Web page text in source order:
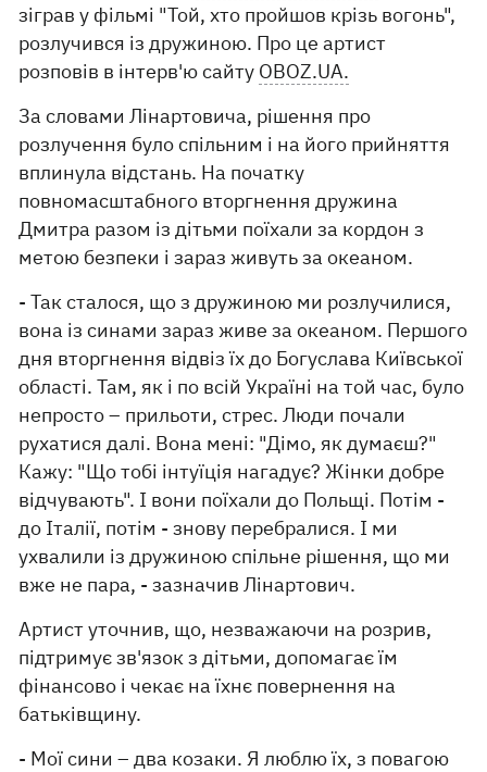
зіграв у фільмі "Той, хто пройшов крізь вогонь",
розлучився із дружиною. Про це артист
розповів в інтерв'ю сайту ОBOZ.UA.
За словами Лінартовича, рішення про
розлучення було спільним і на його прийняття
вплинула відстань. На початку
повномасштабного вторгнення дружина
Дмитра разом із дітьми поїхали за кордон з
метою безпеки і зараз живуть за океаном.
- Так сталося, що з дружиною ми розлучилися,
вона із синами зараз живе за океаном. Першого
дня вторгнення відвіз їх до Богуслава Київської
області. Там, як і по всій Україні на той час, було
непросто – прильоти, стрес. Люди почали
рухатися далі. Вона мені: "Дімо, як думаєш?"
Кажу: "Що тобі інтуїція нагадує? Жінки добре
відчувають". І вони поїхали до Польщі. Потім -
до Італії, потім - знову перебралися. І ми
ухвалили із дружиною спільне рішення, що ми
вже не пара, - зазначив Лінартович.
Артист уточнив, що, незважаючи на розрив,
підтримує зв'язок з дітьми, допомагає їм
фінансово і чекає на їхнє повернення на
батьківщину.
- Мої сини – два козаки. Я люблю їх, з повагою